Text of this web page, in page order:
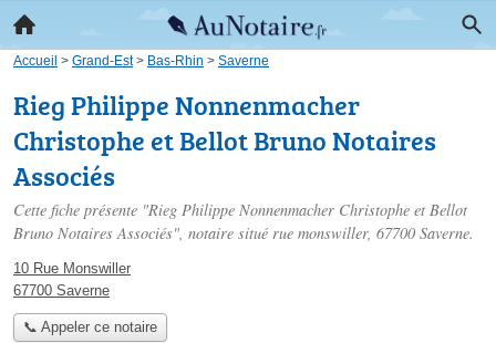
Accueil > Grand-Est> Bas-Rhin > Saverne
Rieg Philippe Nonnenmacher
Christophe et Bellot Bruno Notaires
Associés
Cette fiche présente "Rieg Philippe Nonnenmacher Christophe et Bellot
Bruno Notaires Associés", notaire situé rue monswiller, 67700 Saverne.
10 Rue Monswiller
67700 Saverne
📞 Appeler ce notaire